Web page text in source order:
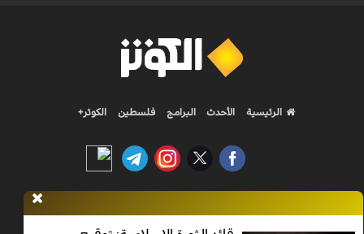
الرئيسية الأحدث البرامج فلسطين الكوثر+
Nilesat 11900 V | Badr 8 11747 V | Badr5 12284 V